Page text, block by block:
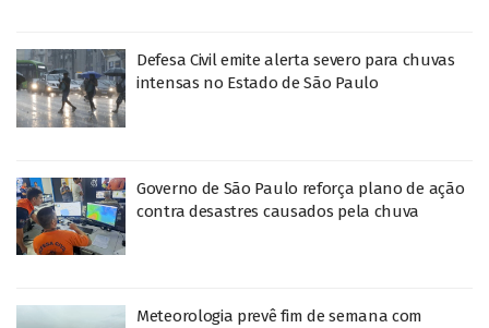
Defesa Civil emite alerta severo para chuvas
intensas no Estado de São Paulo
Governo de São Paulo reforça plano de ação
contra desastres causados pela chuva
Meteorologia prevê fim de semana com